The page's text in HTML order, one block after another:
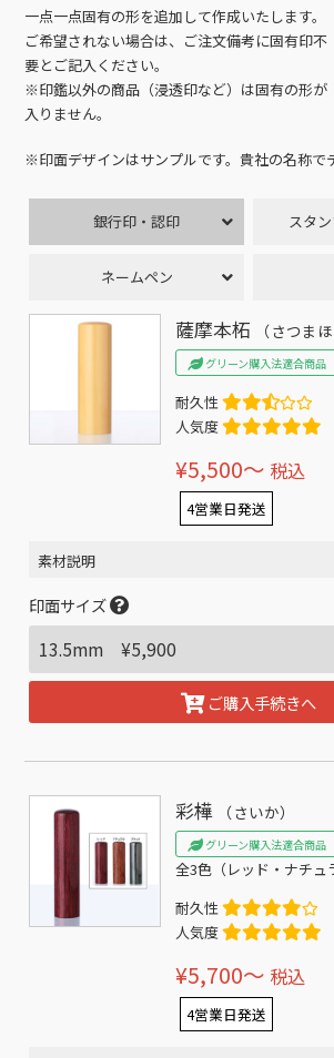
一点一点固有の形を追加して作成いたします。
ご希望されない場合は、ご注文備考に固有印不
要とご記入ください。
※印鑑以外の商品（浸透印など）は固有の形が
入りません。
※印面デザインはサンプルです。貴社の名称で
銀行印・認印 スタ
ネームペン
薩摩本柘 （さつま
グリーン購入法適合商品
耐久性
人気度
¥5,500〜 税込
4営業日発送
素材説明
印面サイズ
ご購入手続きへ
彩樺 （さいか）
グリーン購入法適合商品
全3色（レッド・ナチュ
耐久性
人気度
¥5,700〜 税込
4営業日発送